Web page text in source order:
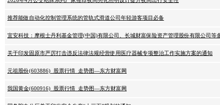
推荐能做自动化控制管理系统的管轨式滑道公司年轻游客项目必备
宜安科技：摩根士丹利基金管理(中国)有限公司、长城财富保险资产管理股份有限公司等
关于印发固原市严厉打击违反法律法规经营使用医疗器械专项整治工作实施方案的通知
元祖股份(603886)_股票行情_走势图—东方财富网
我国黄金(600916)_股票行情_走势图—东方财富网